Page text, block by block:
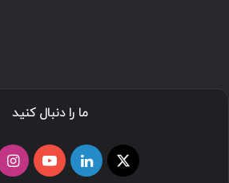
ما را دنبال کنید